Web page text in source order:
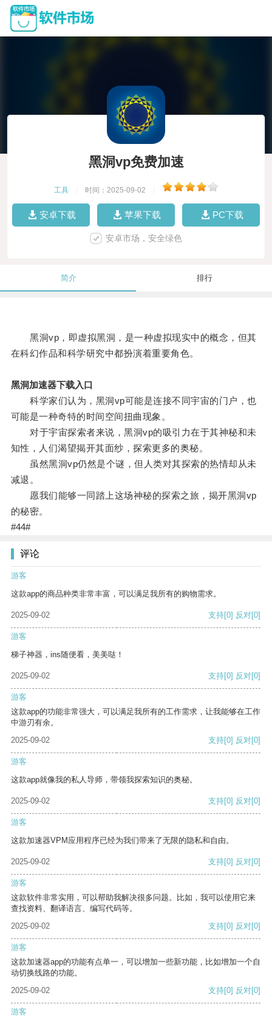
黑洞vp免费加速
工具 时间：2025-09-02
安卓下载 苹果下载 PC下载
安卓市场，安全绿色
简介 排行
黑洞vp，即虚拟黑洞，是一种虚拟现实中的概念，但其
在科幻作品和科学研究中都扮演着重要角色。
黑洞加速器下载入口
科学家们认为，黑洞vp可能是连接不同宇宙的门户，也
可能是一种奇特的时间空间扭曲现象。
对于宇宙探索者来说，黑洞vp的吸引力在于其神秘和未
知性，人们渴望揭开其面纱，探索更多的奥秘。
虽然黑洞vp仍然是个谜，但人类对其探索的热情却从未
减退。
愿我们能够一同踏上这场神秘的探索之旅，揭开黑洞vp
的秘密。
#44#
评论
游客
这款app的商品种类非常丰富，可以满足我所有的购物需求。
2025-09-02 支持[0] 反对[0]
游客
梯子神器，ins随便看，美美哒！
2025-09-02 支持[0] 反对[0]
游客
这款app的功能非常强大，可以满足我所有的工作需求，让我能够在工作
中游刃有余。
2025-09-02
支持[0] 反对[0]
游客
这款app就像我的私人导师，带领我探索知识的奥秘。
2025-09-02 支持[0] 反对[0]
游客
这款加速器VPM应用程序已经为我们带来了无限的隐私和自由。
2025-09-02 支持[0] 反对[0]
游客
这款软件非常实用，可以帮助我解决很多问题。比如，我可以使用它来
查找资料、翻译语言、编写代码等。
2025-09-02
支持[0] 反对[0]
游客
这款加速器app的功能有点单一，可以增加一些新功能，比如增加一个自
动切换线路的功能。
2025-09-02
支持[0] 反对[0]
游客